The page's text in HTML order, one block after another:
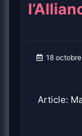
18
Article: